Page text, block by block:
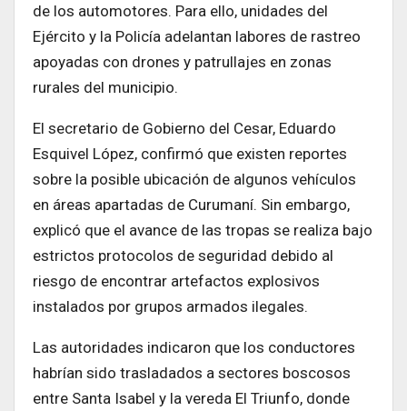
de los automotores. Para ello, unidades del
Ejército y la Policía adelantan labores de rastreo
apoyadas con drones y patrullajes en zonas
rurales del municipio.
El secretario de Gobierno del Cesar, Eduardo
Esquivel López, confirmó que existen reportes
sobre la posible ubicación de algunos vehículos
en áreas apartadas de Curumaní. Sin embargo,
explicó que el avance de las tropas se realiza bajo
estrictos protocolos de seguridad debido al
riesgo de encontrar artefactos explosivos
instalados por grupos armados ilegales.
Las autoridades indicaron que los conductores
habrían sido trasladados a sectores boscosos
entre Santa Isabel y la vereda El Triunfo, donde